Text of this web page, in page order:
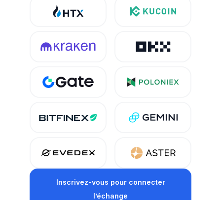
Inscrivez-vous pour connecter
l’échange